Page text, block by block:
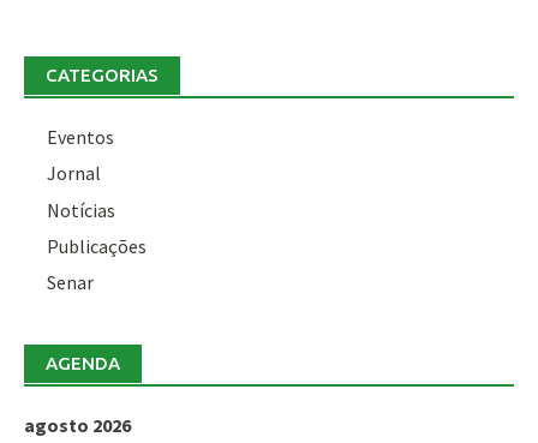
CATEGORIAS
Eventos
Jornal
Notícias
Publicações
Senar
AGENDA
agosto 2026